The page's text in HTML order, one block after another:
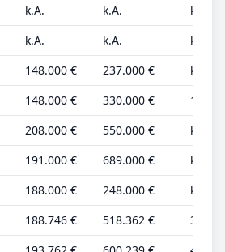
k.A. k.A.
k.A.
k.A. k.A.
k.A.
148.000 € 237.000 €
k.A.
148.000 € 330.000 €
1.000
208.000 € 550.000 €
k.A.
191.000 € 689.000 €
k.A.
188.000 € 248.000 €
k.A.
188.746 € 518.362 €
331 €